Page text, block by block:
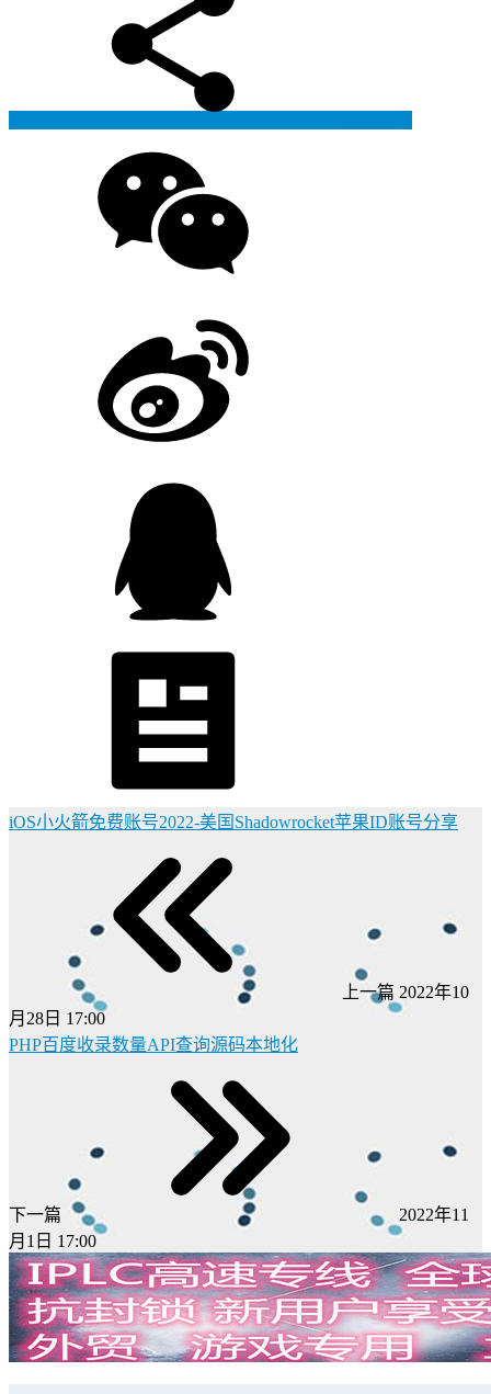
iOS小火箭免费账号2022-美国Shadowrocket苹果ID账号分享
上一篇 2022年10
月28日 17:00
PHP百度收录数量API查询源码本地化
下一篇
2022年11
月1日 17:00